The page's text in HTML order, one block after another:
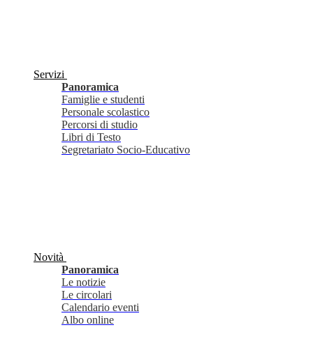
Servizi
Panoramica
Famiglie e studenti
Personale scolastico
Percorsi di studio
Libri di Testo
Segretariato Socio-Educativo
Novità
Panoramica
Le notizie
Le circolari
Calendario eventi
Albo online